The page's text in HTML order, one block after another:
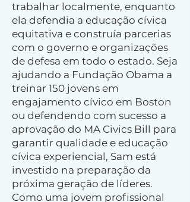
trabalhar localmente, enquanto
ela defendia a educação cívica
equitativa e construía parcerias
com o governo e organizações
de defesa em todo o estado. Seja
ajudando a Fundação Obama a
treinar 150 jovens em
engajamento cívico em Boston
ou defendendo com sucesso a
aprovação do MA Civics Bill para
garantir qualidade e educação
cívica experiencial, Sam está
investido na preparação da
próxima geração de líderes.
Como uma jovem profissional